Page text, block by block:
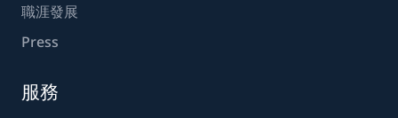
職涯發展
Press
服務